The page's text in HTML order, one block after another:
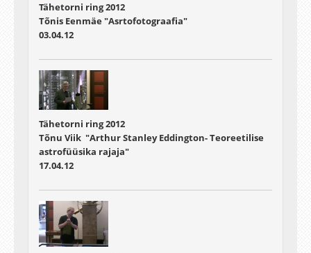
Tähetorni ring 2012
Tõnis Eenmäe "Asrtofotograafia"
03.04.12
Tähetorni ring 2012
Tõnu Viik "Arthur Stanley Eddington- Teoreetilise
astrofüüsika rajaja"
17.04.12